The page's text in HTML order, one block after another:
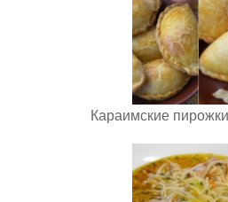
Караимские